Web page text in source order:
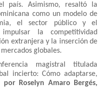
país. Asimismo, resaltó la
como un modelo de
el sector público y el
la competitividad
extranjera y la inserción de
globales.
magistral titulada
incierto: Cómo adaptarse,
por Roselyn Amaro Bergés,